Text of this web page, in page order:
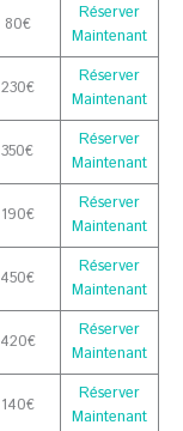
80€
Réserver
Maintenant
230€
Réserver
Maintenant
350€
Réserver
Maintenant
190€
Réserver
Maintenant
450€
Réserver
Maintenant
420€
Réserver
Maintenant
140€
Réserver
Maintenant